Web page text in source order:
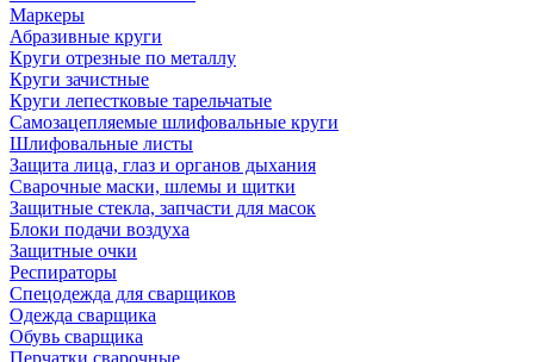
Маркеры
Абразивные круги
Круги отрезные по металлу
Круги зачистные
Круги лепестковые тарельчатые
Самозацепляемые шлифовальные круги
Шлифовальные листы
Защита лица, глаз и органов дыхания
Сварочные маски, шлемы и щитки
Защитные стекла, запчасти для масок
Блоки подачи воздуха
Защитные очки
Респираторы
Спецодежда для сварщиков
Одежда сварщика
Обувь сварщика
Перчатки сварочные